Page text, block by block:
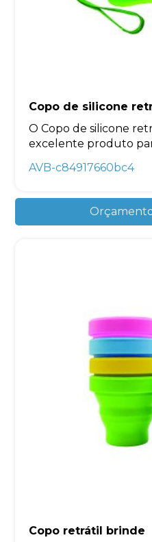
Copo de silicone
O Copo de silicone
excelente produto
AVB-c84917660bc4
Copo retrátil brinde